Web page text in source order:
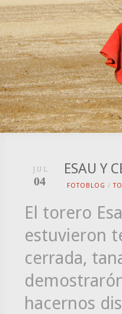
JUL
04
ESAU Y
FOTOBLOG /
El torero
estuvieron
cerrada,
hacernos